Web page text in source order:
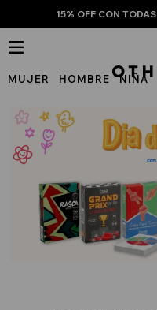
15% OFF CON
MUJER HOMBRE NIÑA
